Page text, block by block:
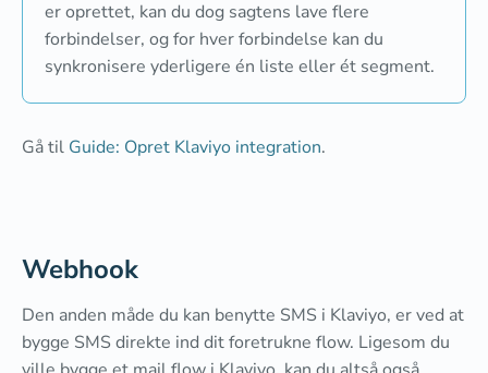
er oprettet, kan du dog sagtens lave flere
forbindelser, og for hver forbindelse kan du
synkronisere yderligere én liste eller ét segment.
Gå til Guide: Opret Klaviyo integration.
Webhook
Den anden måde du kan benytte SMS i Klaviyo, er ved at
bygge SMS direkte ind dit foretrukne flow. Ligesom du